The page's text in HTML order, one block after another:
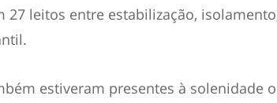
27 leitos entre estabilização,
estiveram presentes à solenidade